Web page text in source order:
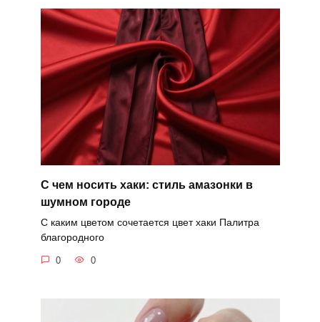
С чем носить хаки: стиль амазонки в
шумном городе
С каким цветом сочетается цвет хаки Палитра
благородного
0 0